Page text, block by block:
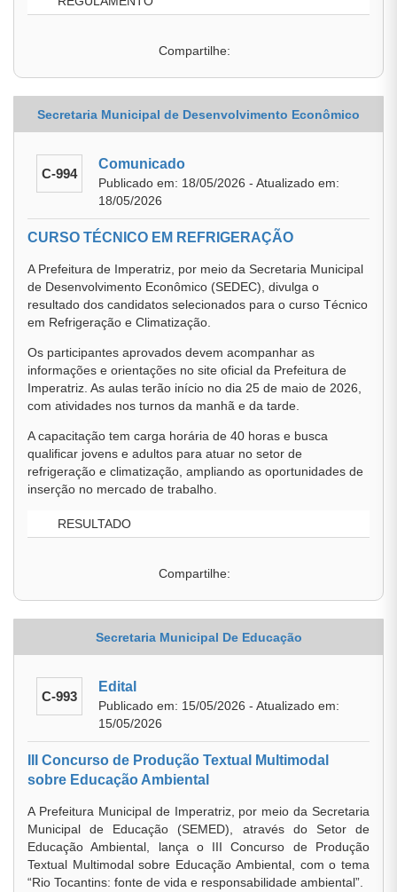
Compartilhe:
Secretaria Municipal de Desenvolvimento Econômico
C-994
Comunicado
Publicado em: 18/05/2026 - Atualizado em:
18/05/2026
CURSO TÉCNICO EM REFRIGERAÇÃO
A Prefeitura de Imperatriz, por meio da Secretaria Municipal
de Desenvolvimento Econômico (SEDEC), divulga o
resultado dos candidatos selecionados para o curso Técnico
em Refrigeração e Climatização.
Os participantes aprovados devem acompanhar as
informações e orientações no site oficial da Prefeitura de
Imperatriz. As aulas terão início no dia 25 de maio de 2026,
com atividades nos turnos da manhã e da tarde.
A capacitação tem carga horária de 40 horas e busca
qualificar jovens e adultos para atuar no setor de
refrigeração e climatização, ampliando as oportunidades de
inserção no mercado de trabalho.
RESULTADO
Compartilhe:
Secretaria Municipal De Educação
C-993
Edital
Publicado em: 15/05/2026 - Atualizado em:
15/05/2026
III Concurso de Produção Textual Multimodal
sobre Educação Ambiental
A Prefeitura Municipal de Imperatriz, por meio da Secretaria
Municipal de Educação (SEMED), através do Setor de
Educação Ambiental, lança o III Concurso de Produção
Textual Multimodal sobre Educação Ambiental, com o tema
“Rio Tocantins: fonte de vida e responsabilidade ambiental”.